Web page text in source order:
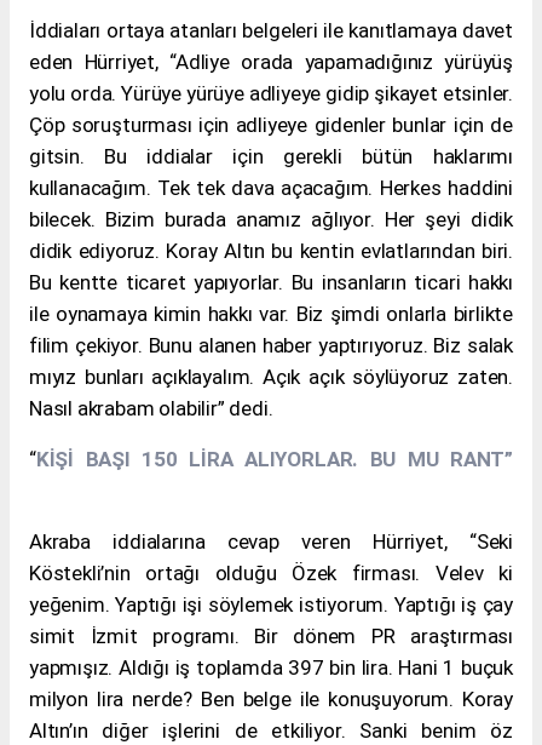
İddiaları ortaya atanları belgeleri ile kanıtlamaya davet
eden Hürriyet, “Adliye orada yapamadığınız yürüyüş
yolu orda. Yürüye yürüye adliyeye gidip şikayet etsinler.
Çöp soruşturması için adliyeye gidenler bunlar için de
gitsin. Bu iddialar için gerekli bütün haklarımı
kullanacağım. Tek tek dava açacağım. Herkes haddini
bilecek. Bizim burada anamız ağlıyor. Her şeyi didik
didik ediyoruz. Koray Altın bu kentin evlatlarından biri.
Bu kentte ticaret yapıyorlar. Bu insanların ticari hakkı
ile oynamaya kimin hakkı var. Biz şimdi onlarla birlikte
filim çekiyor. Bunu alanen haber yaptırıyoruz. Biz salak
mıyız bunları açıklayalım. Açık açık söylüyoruz zaten.
Nasıl akrabam olabilir” dedi.
“KİŞİ BAŞI 150 LİRA ALIYORLAR. BU MU RANT”
Akraba iddialarına cevap veren Hürriyet, “Seki
Köstekli’nin ortağı olduğu Özek firması. Velev ki
yeğenim. Yaptığı işi söylemek istiyorum. Yaptığı iş çay
simit İzmit programı. Bir dönem PR araştırması
yapmışız. Aldığı iş toplamda 397 bin lira. Hani 1 buçuk
milyon lira nerde? Ben belge ile konuşuyorum. Koray
Altın’ın diğer işlerini de etkiliyor. Sanki benim öz